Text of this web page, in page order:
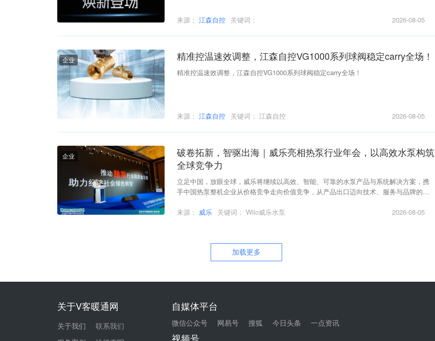
来源： 江森自控 关键词： 2026-08-05
企业 精准控温速效调整，江森自控VG1000系列球阀稳定carry全场！
精准控温速效调整，江森自控VG1000系列球阀稳定carry全场！
来源： 江森自控 关键词：江森自控 2026-08-05
企业
破卷拓新，智驱出海｜威乐亮相热泵行业年会，以高效水泵构筑
全球竞争力
立足中国，放眼全球，威乐将继续以高效、智能、可靠的水泵产品与系统解决方案，携
手中国热泵整机企业从价格竞争走向价值竞争，从产品出口迈向技术、服务与品牌的全
来源： 威乐 关键词：Wilo威乐水泵 2026-08-05
加载更多
关于V客暖通网
关于我们
联系我们
自媒体平台
微信公众号 网易号 搜狐 今日头条 一点资讯
视频号